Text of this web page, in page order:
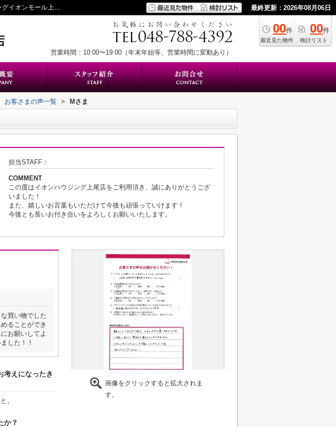
お客さまの声詳細ページ｜上尾の不動産｜K’ｓエステート株式会社イオンハウジングイオンモール上尾店 最終更新：2026年08月06日
00件
最近見た物件
00件
検討リスト
営業時間：10:00〜19:00（年末年始等、営業時間に変動あり）
お客さまの声一覧 > Mさま
担当STAFF：
COMMENT
この度はイオンハウジング上尾店をご利用頂き、誠にありがとうござ
いました！
また、嬉しいお言葉もいただけて今後も頑張っていけます！
今後とも長いお付き合いをよろしくお願いいたします。
買い物でした
ることができ
お願いしてよ
した！！
考えになったき
。
か？
画像をクリックすると拡大されま
す。